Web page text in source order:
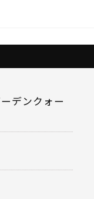
デンクォー